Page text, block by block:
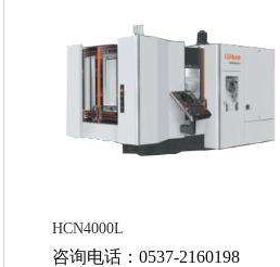
HCN4000L
咨询电话：0537-2160198